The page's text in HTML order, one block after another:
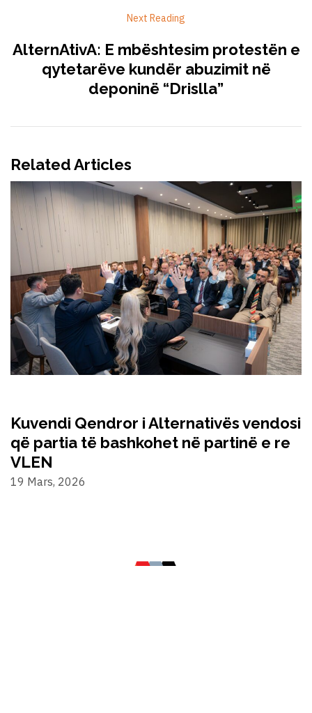
Next Reading
AlternAtivA: E mbështesim protestën e
qytetarëve kundër abuzimit në
deponinë “Drislla”
Related Articles
Kuvendi Qendror i Alternativës vendosi
që partia të bashkohet në partinë e re
VLEN
19 Mars, 2026